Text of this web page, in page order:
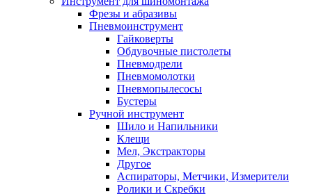
Фрезы и абразивы
Пневмоинструмент
Гайковерты
Обдувочные пистолеты
Пневмодрели
Пневмомолотки
Пневмопылесосы
Бустеры
Ручной инструмент
Шило и Напильники
Клещи
Мел, Экстракторы
Другое
Аспираторы, Метчики, Измерители
Ролики и Скребки